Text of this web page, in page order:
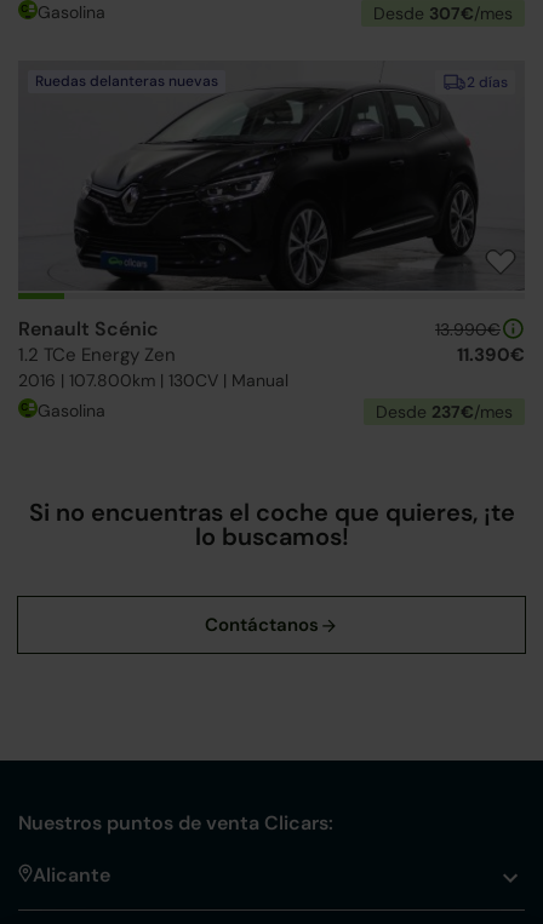
Gasolina Desde 307€/mes
2 días
Ruedas delanteras nuevas
Renault Scénic
1.2 TCe Energy Zen
2016 | 107.800km | 130CV | Manual
13.990€
11.390€
Gasolina Desde 237€/mes
Si no encuentras el coche que quieres, ¡te
lo buscamos!
Nuestros puntos de venta Clicars:
Alicante